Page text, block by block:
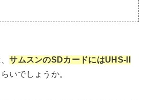
サムスンのSDカードにはUHS-II
らいでしょうか。